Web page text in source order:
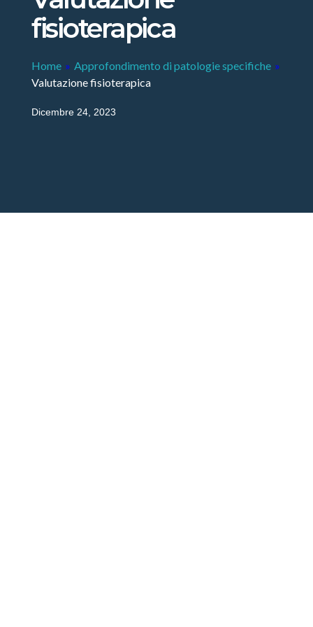
fisioterapica
Home » Approfondimento di patologie specifiche »
Valutazione fisioterapica
Dicembre 24, 2023